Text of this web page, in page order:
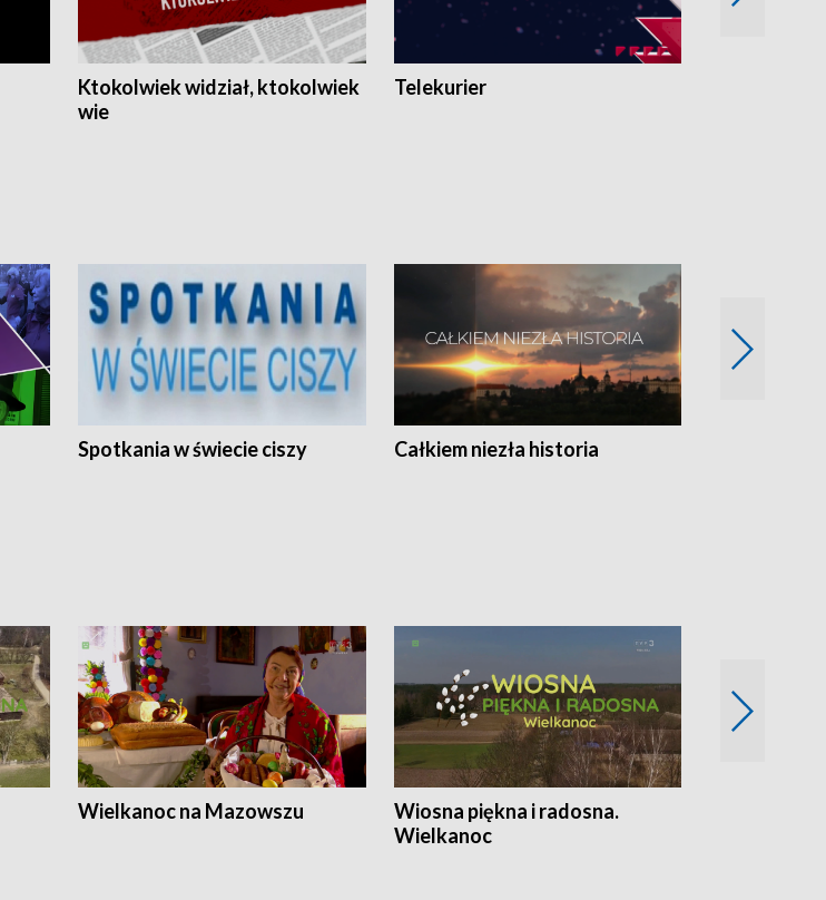
Ktokolwiek widział, ktokolwiek
wie
Telekurier
Spotkania w świecie ciszy Całkiem niezła historia
Wielkanoc na Mazowszu
Wiosna piękna i radosna.
Wielkanoc